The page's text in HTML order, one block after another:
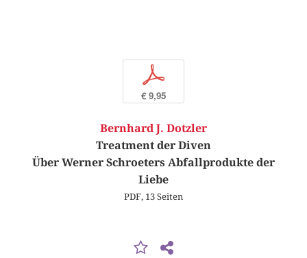
p
€ 9,95
Bernhard J. Dotzler
Treatment der Diven
Über Werner Schroeters Abfallprodukte der
Liebe
PDF, 13 Seiten